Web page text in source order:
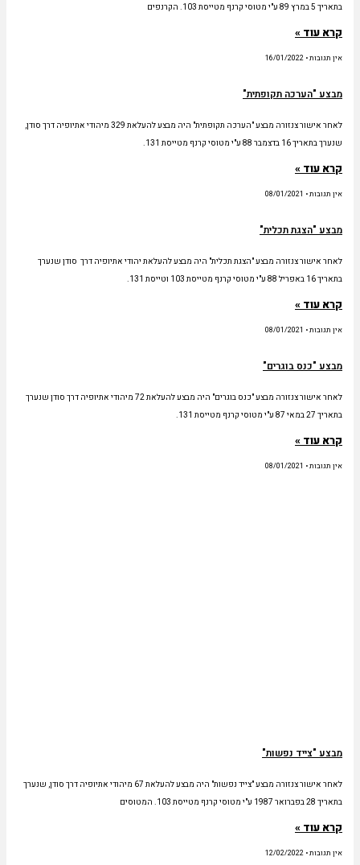
בתאריך 5 במרץ 89 ע"י מטוסי קרנף מטייסת 103. הקרנפים
קרא עוד »
אין תגובות
מבצע "הערכה תקופתית"
לאחר אישור צנזורה מבצע "הערכה תקופתית" היה מבצע להעלאת 329 מיהודי אתיופיה דרך סודן,
שנערך בתאריך 16 בדצמבר 88 ע"י מטוסי קרנף מטייסת 131.
קרא עוד »
אין תגובות
מבצע "הצגת תכלית"
לאחר אישור צנזורה מבצע "הצגת תכלית" היה מבצע להעלאת יהודי אתיופיה דרך סודן שנערך
בתאריך 16 באפריל 88 ע"י מטוסי קרנף מטייסת 103 וטייסת 131.
קרא עוד »
אין תגובות
מבצע "כנס בוגרים"
לאחר אישור צנזורה מבצע "כנס בוגרים" היה מבצע להעלאת 72 מיהודי אתיופיה דרך סודן שנערך
בתאריך 27 במאי 87 ע"י מטוסי קרנף מטייסת 131.
קרא עוד »
אין תגובות
מבצע "צייד נפשות"
לאחר אישור צנזורה מבצע "צייד נפשות" היה מבצע להעלאת 67 מיהודי אתיופיה דרך סודן, שנערך
בתאריך 28 בפברואר 1987 ע"י מטוסי קרנף מטייסת 103. המטוסים
קרא עוד »
אין תגובות